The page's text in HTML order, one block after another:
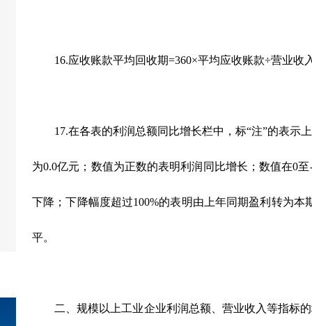
16.应收账款平均回收期=360×平均应收账款÷营业收
17.在各表的利润总额同比增长栏中，标“注”的表示
为0.0亿元；数值为正数的表明利润同比增长；数值在0
下降；下降幅度超过100%的表明由上年同期盈利转为
平。
二、规模以上工业企业利润总额、营业收入等指标的